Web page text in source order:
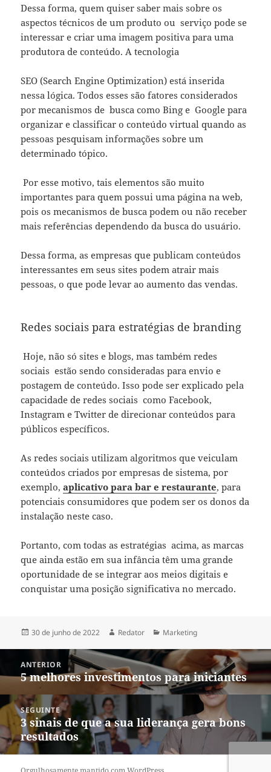
Dessa forma, quem quiser saber mais sobre os
aspectos técnicos de um produto ou serviço pode se
interessar e criar uma imagem positiva para uma
produtora de conteúdo. A tecnologia
SEO (Search Engine Optimization) está inserida
nessa lógica. Todos esses são fatores considerados
por mecanismos de busca como Bing e Google para
organizar e classificar o conteúdo virtual quando as
pessoas pesquisam informações sobre um
determinado tópico.
Por esse motivo, tais elementos são muito
importantes para quem possui uma página na web,
pois os mecanismos de busca podem ou não receber
mais referências dependendo da busca do usuário.
Dessa forma, as empresas que publicam conteúdos
interessantes em seus sites podem atrair mais
pessoas, o que pode levar ao aumento das vendas.
Redes sociais para estratégias de branding
Hoje, não só sites e blogs, mas também redes
sociais estão sendo consideradas para envio e
postagem de conteúdo. Isso pode ser explicado pela
capacidade de redes sociais como Facebook,
Instagram e Twitter de direcionar conteúdos para
públicos específicos.
As redes sociais utilizam algoritmos que veiculam
conteúdos criados por empresas de sistema, por
exemplo,aplicativo para bar e restaurante, para
potenciais consumidores que podem ser os donos da
instalação neste caso.
Portanto, com todas as estratégias acima, as marcas
que ainda estão em sua infância têm uma grande
oportunidade de se integrar aos meios digitais e
conquistar uma posição significativa no mercado.
Publicado
30 de junho de 2022 Autor
Redator Categorias
Marketing
ANTERIOR
Post
anterior:
5 melhores investimentos para iniciantes
SEGUINTE
Próximo
post:
3 sinais de que a sua liderança gera bons
resultados